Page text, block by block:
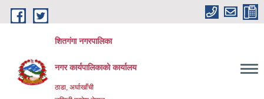
Skip to main content
शितगंगा नगरपालिका
नगर कार्यपालिकाकाे कार्यालय
ठाडा, अर्घाखाँची